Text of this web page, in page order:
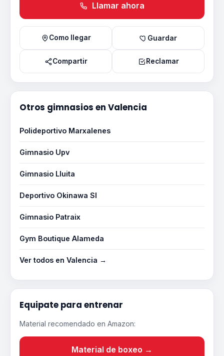
Llamar ahora
Como llegar Guardar
Compartir Reclamar
Otros gimnasios en Valencia
Polideportivo Marxalenes
Gimnasio Upv
Gimnasio Lluita
Deportivo Okinawa Sl
Gimnasio Patraix
Gym Boutique Alameda
Ver todos en Valencia →
Equipate para entrenar
Material recomendado en Amazon:
Material de boxeo →